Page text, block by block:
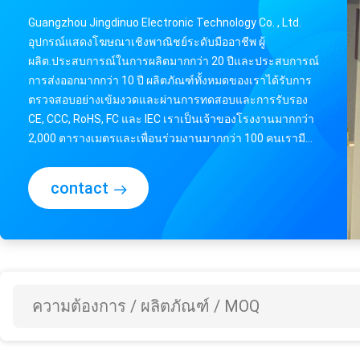
ป้ายดิจิตอลติดผนัง 32 นิ้ว / แผ่นผนังวิดีโอแอลซีดี 1366 * 768 60hz
Guangzhou Jingdinuo Electronic Technology Co. , Ltd.
อุปกรณ์แสดงโฆษณาเชิงพาณิชย์ระดับมืออาชีพ ผู้
ผลิต.ประสบการณ์ในการผลิตมากกว่า 20 ปีและประสบการณ์
การส่งออกมากกว่า 10 ปี ผลิตภัณฑ์ทั้งหมดของเราได้รับการ
ตรวจสอบอย่างเข้มงวดและผ่านการทดสอบและการรับรอง
CE, CCC, RoHS, FC และ IEC เราเป็นเจ้าของโรงงานมากกว่า
2,000 ตารางเมตรและเพื่อนร่วมงานมากกว่า 100 คนเรามี
ทีมงาน R&D มืออาชีพเพื่อให้แน่ใจว่าผลิตภัณฑ์ได้ร...
contact